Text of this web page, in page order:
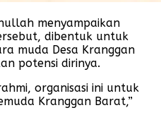
menyampaikan
dibentuk untuk
muda Desa Kranggan
potensi dirinya.
organisasi ini untuk
Kranggan Barat,”